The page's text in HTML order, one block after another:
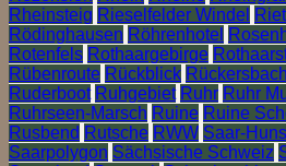
Rheinsteig Rieselfelder Windel
Rödinghausen Röhrenhotel
Rotenfels Rothaargebirge
Rübenroute Rückblick
Ruderboot Ruhgebiet Ruhr Ruhr
Ruhrseen-Marsch Ruine Ruine
Rusbend Rutsche RWW Saar-
Saarpolygon Sächsische Schweiz